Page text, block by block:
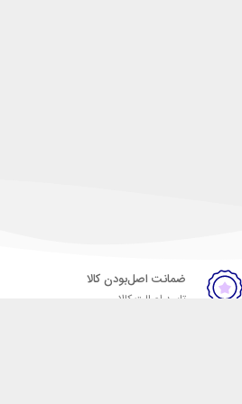
ضمانت اصل‌بودن کالا
تایید اصالت کالا